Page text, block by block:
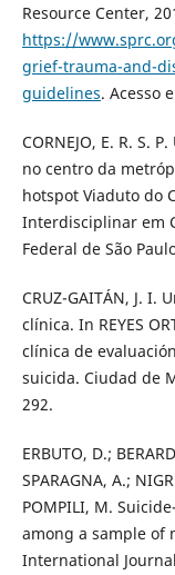
Resource Center,
https://
grief-trauma-and-
guidelines. Acesso
CORNEJO, E. R. S.
no centro da
hotspot Viaduto do
Interdisciplinar em
Federal de São
CRUZ-GAITÁN, J. I.
clínica. In REYES
clínica de
suicida. Ciudad de
292.
ERBUTO, D.;
SPARAGNA, A.;
POMPILI, M.
among a sample of
International